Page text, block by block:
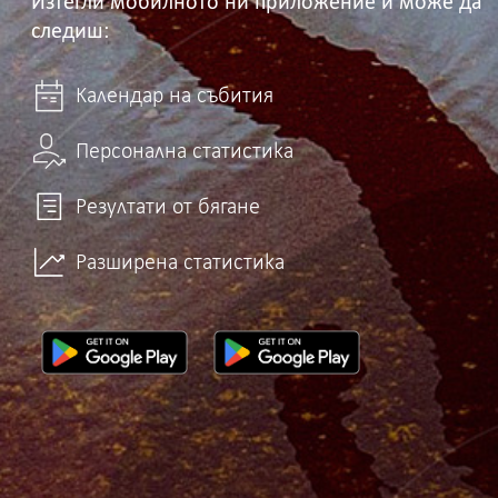
следиш:
Календар на събития
Персонална статистика
Резултати от бягане
Разширена статистика